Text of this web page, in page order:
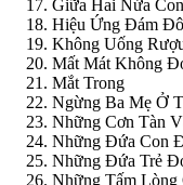
Giữa Hai Nửa
Hiệu Ứng Đám
Không Uống
Mất Mát Không
Mắt Trong
Ngừng Ba Mẹ Ở
Những Cơn Tàn
Những Đứa Con
Những Đứa Trẻ
Những Tấm Lòng